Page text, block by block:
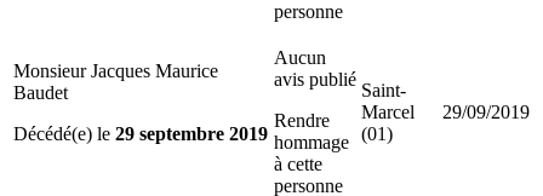
personne
Monsieur Jacques Maurice
Baudet
Décédé(e) le 29 septembre 2019
Aucun
avis publié
Rendre
hommage
à cette
personne
Saint-
Marcel
(01)
29/09/2019